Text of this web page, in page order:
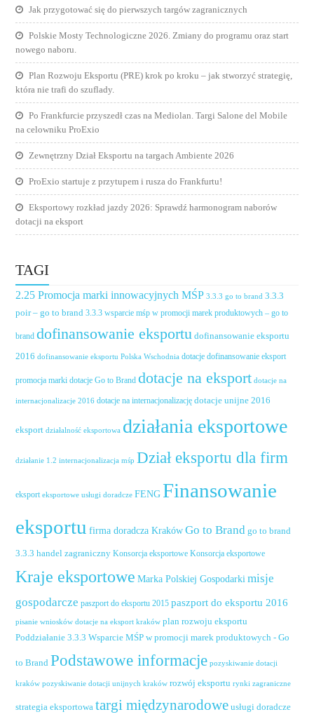
Jak przygotować się do pierwszych targów zagranicznych
Polskie Mosty Technologiczne 2026. Zmiany do programu oraz start
nowego naboru.
Plan Rozwoju Eksportu (PRE) krok po kroku – jak stworzyć strategię,
która nie trafi do szuflady.
Po Frankfurcie przyszedł czas na Mediolan. Targi Salone del Mobile
na celowniku ProExio
Zewnętrzny Dział Eksportu na targach Ambiente 2026
ProExio startuje z przytupem i rusza do Frankfurtu!
Eksportowy rozkład jazdy 2026: Sprawdź harmonogram naborów
dotacji na eksport
TAGI
2.25 Promocja marki innowacyjnych MŚP 3.3.3 go to brand 3.3.3
poir – go to brand 3.3.3 wsparcie mśp w promocji marek produktowych – go to
brand dofinansowanie eksportu dofinansowanie eksportu
2016 dofinansowanie eksportu Polska Wschodnia dotacje dofinansowanie eksport
promocja marki dotacje Go to Brand dotacje na eksport dotacje na
internacjonalizacje 2016 dotacje na internacjonalizację dotacje unijne 2016
eksport działalność eksportowa działania eksportowe
działanie 1.2 internacjonalizacja mśp Dział eksportu dla firm
eksport eksportowe usługi doradcze FENG Finansowanie
eksportu firma doradcza Kraków Go to Brand go to brand
3.3.3 handel zagraniczny Konsorcja eksportowe Konsorcja eksportowe
Kraje eksportowe Marka Polskiej Gospodarki misje
gospodarcze paszport do eksportu 2015 paszport do eksportu 2016
pisanie wniosków dotacje na eksport kraków plan rozwoju eksportu
Poddziałanie 3.3.3 Wsparcie MŚP w promocji marek produktowych - Go
to Brand Podstawowe informacje pozyskiwanie dotacji
kraków pozyskiwanie dotacji unijnych kraków rozwój eksportu rynki zagraniczne
strategia eksportowa targi międzynarodowe usługi doradcze